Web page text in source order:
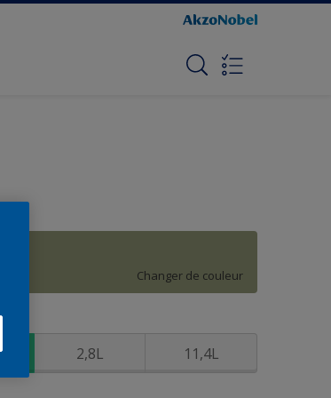
Changer de couleur
2,8L 11,4L